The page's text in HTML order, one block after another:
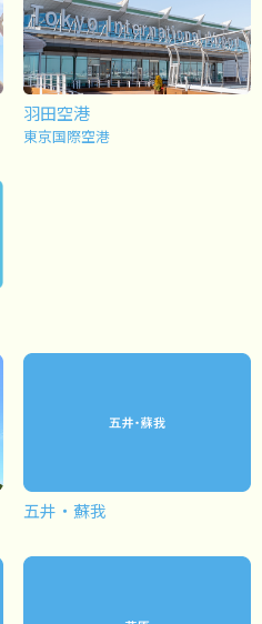
羽田空港
東京国際空港
五井・蘇我